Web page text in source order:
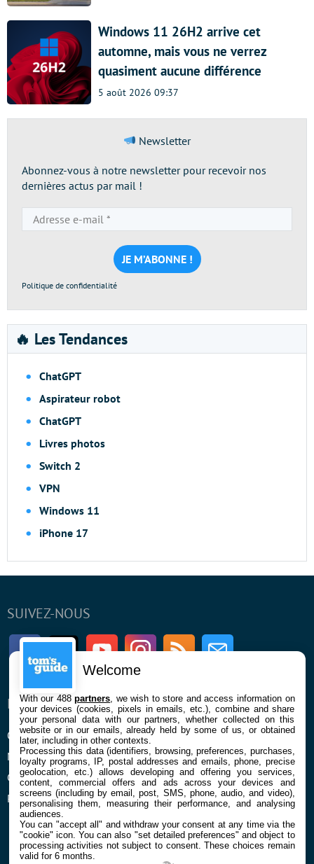
Windows 11 26H2 arrive cet
automne, mais vous ne verrez
quasiment aucune différence
5 août 2026 09:37
Newsletter
Abonnez-vous à notre newsletter pour recevoir nos
dernières actus par mail !
e-
mail
*
Politique de confidentialité
🔥 Les Tendances
ChatGPT
Aspirateur robot
ChatGPT
Livres photos
Switch 2
VPN
Windows 11
iPhone 17
SUIVEZ-NOUS
FacebookTwitter Youtube InstagramRSS Newsletter
ENTREPRISE
Qui sommes nous
Mentions légales et CGU
Confidentialité et Cookies
Préférences cookies
À PROPOS
La rédaction
Contact
Welcome
With our 488partners , we wish to store and access information on
your devices (cookies, pixels in emails, etc.), combine and share
your personal data with our partners, whether collected on this
website or in our emails, already held by some of us, or obtained
later, including in other contexts.
Processing this data (identifiers, browsing, preferences, purchases,
loyalty programs, IP, postal addresses and emails, phone, precise
geolocation, etc.) allows developing and offering you services,
content, commercial offers and ads across your devices and
screens (including by email, post, SMS, phone, audio, and video),
personalising them, measuring their performance, and analysing
audiences.
You can "accept all" and withdraw your consent at any time via the
"cookie" icon. You can also "set detailed preferences" and object to
processing activities not subject to consent. These choices remain
valid for 6 months.